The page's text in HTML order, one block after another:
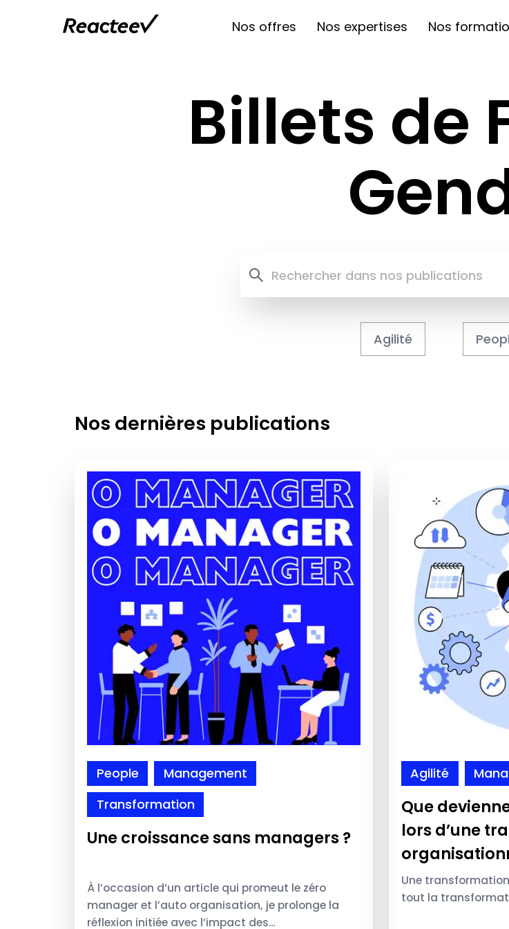
Nos offres Nos expertises Nos
Billets de
Agilité
Nos dernières publications
People
Management
Transformation
Une croissance sans managers ?
À l’occasion d’un article qui promeut le zéro
manager et l’auto organisation, je prolonge la
réflexion initiée avec l’impact des
Agilité
Que
lors d’une
Une
tout la